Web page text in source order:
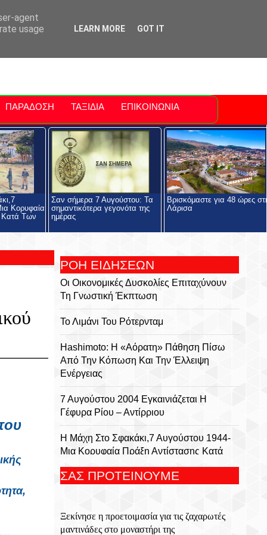
Polis
ΠΑΡΑΔΟΣΗ ΤΑΞΙΔΙΑ ΕΠΙΚΟΙΝΩΝΙΑ
Κορυφαία
Κατά Των
Σαν σήμερα 7 Αυγούστου: Τα
σημαντικότερα γεγονότα της
ημέρας
Βρισκόμαστε για 48 ώρες
Λάρισα
ΡΟΗ ΕΙΔΗΣΕΩΝ
Οι Οικονομικές Δυσκολίες Επιταχύνουν
Τη Γνωστική Έκπτωση
Το Λιμάνι Του Ρότερνταμ
Hashimoto: Η «αόρατη» Πάθηση Πίσω
Από Την Κόπωση Και Την Έλλειψη
Ενέργειας
7 Αυγούστου 2004 Εγκαινιάζεται Η
Γέφυρα Ρίου – Αντίρριου
Η Μάχη Στο Σφακάκι,7 Αυγούστου 1944-
Μια Κορυφαία Πράξη Αντίστασης Κατά
Βρισκόμαστε Για 48 Ώρες Στη Λάρισα
ΣΑΣ ΠΡΟΤΕΙΝΟΥΜΕ
Ξεκίνησε η προετοιμασία για τις ζαχαρωτές
μαντινάδες στο μοναστήρι της
agent
usage
LEARN MORE GOT IT